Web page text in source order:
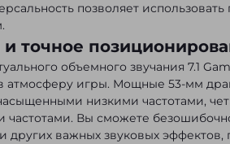
позволяет
точное
объемного звучания 7.1
атмосферу игры. Мощные 53-мм
низкими частотами,
Вы сможете
других важных звуковых